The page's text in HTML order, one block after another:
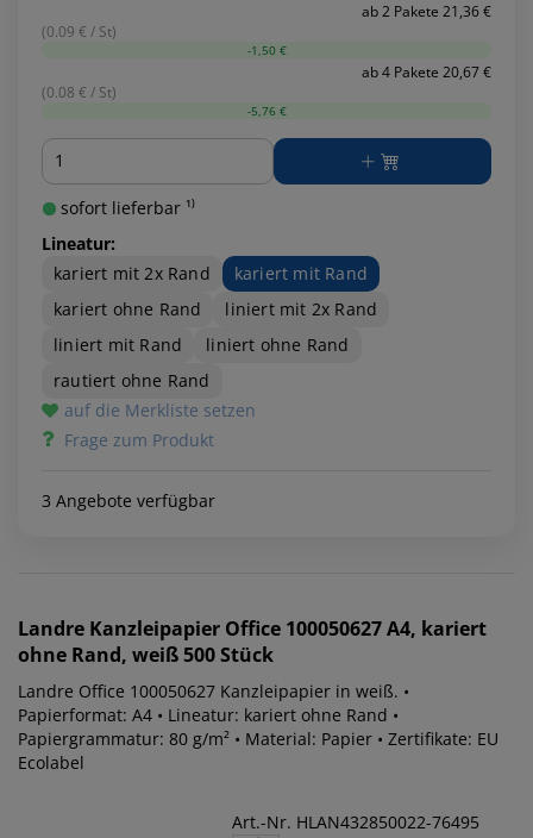
ab 2 Pakete 21,36 €
(0.09 € / St)
-1,50 €
ab 4 Pakete 20,67 €
(0.08 € / St)
-5,76 €
Menge
sofort lieferbar ¹⁾
Lineatur:
kariert mit 2x Rand
kariert mit Rand
kariert ohne Rand
liniert mit 2x Rand
liniert mit Rand
liniert ohne Rand
rautiert ohne Rand
auf die Merkliste setzen
Frage zum Produkt
3 Angebote verfügbar
Landre Kanzleipapier Office 100050627 A4, kariert
ohne Rand, weiß 500 Stück
Landre Office 100050627 Kanzleipapier in weiß. •
Papierformat: A4 • Lineatur: kariert ohne Rand •
Papiergrammatur: 80 g/m² • Material: Papier • Zertifikate: EU
Ecolabel
Art.-Nr. HLAN432850022-76495